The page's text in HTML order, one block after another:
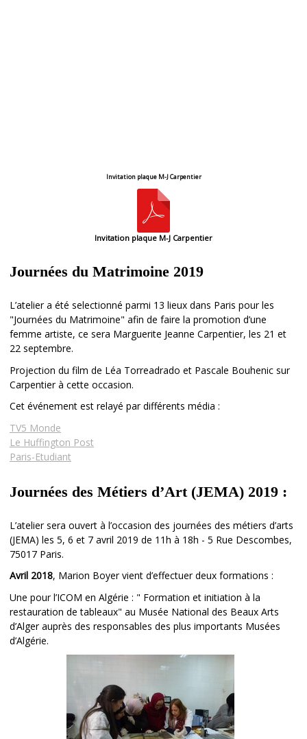
Invitation plaque M-J Carpentier
Invitation plaque M-J Carpentier
Journées du Matrimoine 2019
L’atelier a été selectionné parmi 13 lieux dans Paris pour les
"Journées du Matrimoine" afin de faire la promotion d’une
femme artiste, ce sera Marguerite Jeanne Carpentier, les 21 et
22 septembre.
Projection du film de Léa Torreadrado et Pascale Bouhenic sur
Carpentier à cette occasion.
Cet événement est relayé par différents média :
TV5 Monde
Le Huffington Post
Paris-Etudiant
Journées des Métiers d’Art (JEMA) 2019 :
L’atelier sera ouvert à l’occasion des journées des métiers d’arts
(JEMA) les 5, 6 et 7 avril 2019 de 11h à 18h - 5 Rue Descombes,
75017 Paris.
Avril 2018, Marion Boyer vient d’effectuer deux formations :
Une pour l’ICOM en Algérie : " Formation et initiation à la
restauration de tableaux" au Musée National des Beaux Arts
d’Alger auprès des responsables des plus importants Musées
d’Algérie.